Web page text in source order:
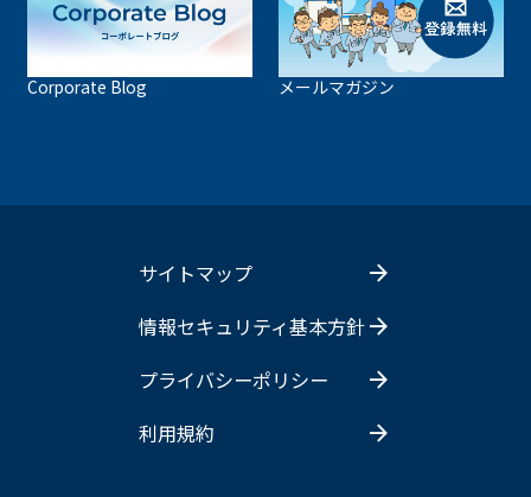
Corporate Blog メールマガジン
サイトマップ
情報セキュリティ基本方針
プライバシーポリシー
利用規約